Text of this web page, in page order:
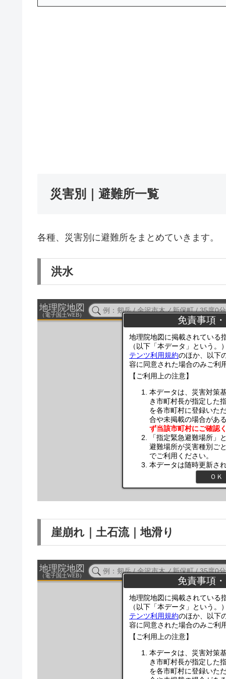
災害別｜避難所一覧
各種、災害別に避難所をまとめていきます。
洪水
崖崩れ｜土石流｜地滑り